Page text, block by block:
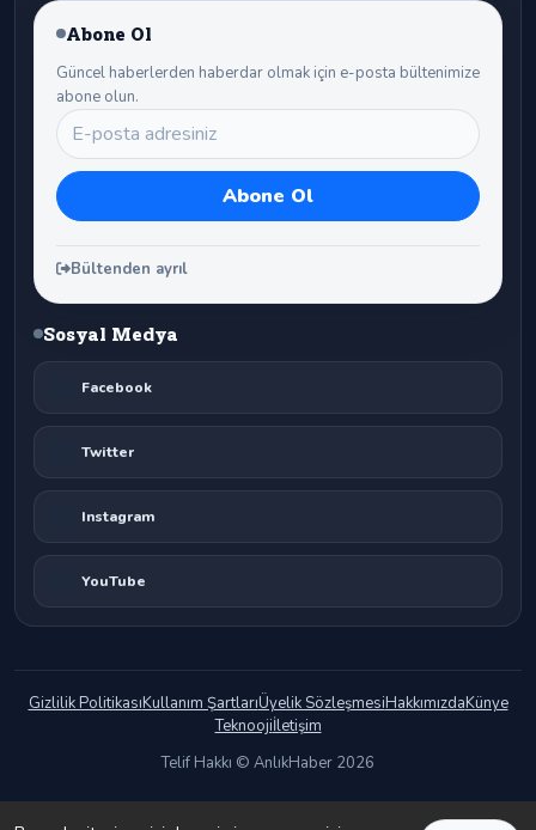
Abone Ol
Güncel haberlerden haberdar olmak için e-posta bültenimize
abone olun.
Bültenden ayrıl
Sosyal Medya
Facebook
Twitter
Instagram
YouTube
Gizlilik PolitikasıKullanım ŞartlarıÜyelik SözleşmesiHakkımızdaKünye
Teknoojiİletişim
Telif Hakkı © AnlıkHaber 2026